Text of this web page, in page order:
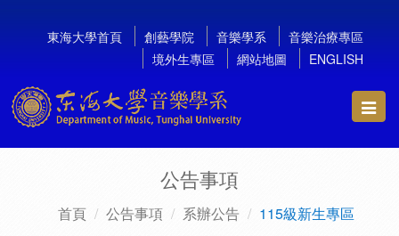
東海大學首頁 創藝學院 音樂學系
音樂治療專區
境外生專區
網站地圖 ENGLISH
公告事項
首頁 公告事項 系辦公告 115級新生專區